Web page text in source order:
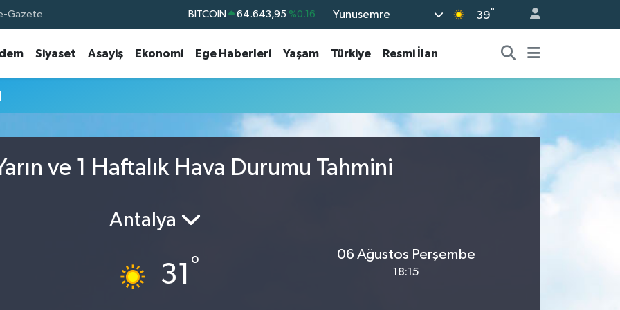
Gazete BITCOIN 64.643,95 %0.16
GRAM ALTIN 6513.94 %0.32
BİST100 13.768 %48
Yunusemre 39°
Siyaset Asayiş Ekonomi Ege Haberleri Yaşam Türkiye Resmi İlan
ve 1 Haftalık Hava Durumu Tahmini
Antalya
31 °
06 Ağustos Perşembe
18:15